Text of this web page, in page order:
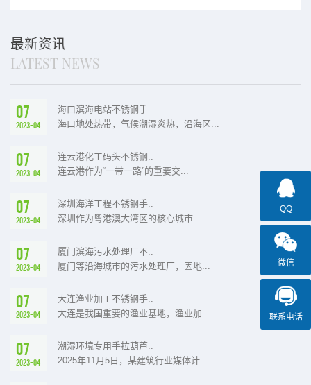
最新资讯
LATEST NEWS
07
2023-04
海口滨海电站不锈钢手..
海口地处热带，气候潮湿炎热，沿海区...
07
2023-04
连云港化工码头不锈钢..
连云港作为“一带一路”的重要交...
07
2023-04
深圳海洋工程不锈钢手..
深圳作为粤港澳大湾区的核心城市...
07
2023-04
厦门滨海污水处理厂不..
厦门等沿海城市的污水处理厂，因地...
07
2023-04
大连渔业加工不锈钢手..
大连是我国重要的渔业基地，渔业加...
07
2023-04
潮湿环境专用手拉葫芦..
2025年11月5日，某建筑行业媒体计...
QQ
微信
联系电话